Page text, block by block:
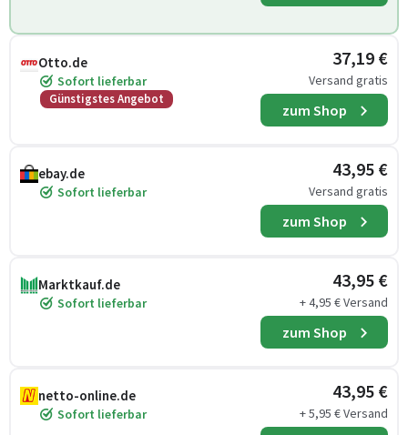
Otto.de
Sofort lieferbar
Günstigstes Angebot
37,19 €
Versand gratis
zum Shop
ebay.de
Sofort lieferbar
43,95 €
Versand gratis
zum Shop
Marktkauf.de
Sofort lieferbar
43,95 €
+ 4,95 € Versand
zum Shop
netto-online.de
Sofort lieferbar
43,95 €
+ 5,95 € Versand